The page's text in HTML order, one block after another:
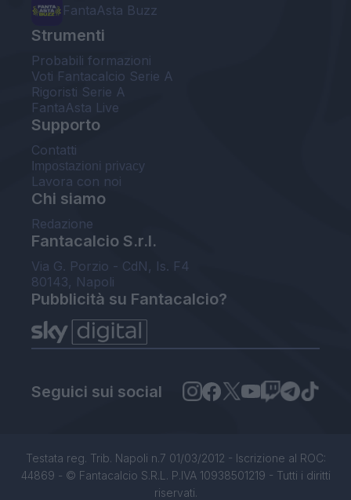
FantaAsta Buzz
Strumenti
Probabili formazioni
Voti Fantacalcio Serie A
Rigoristi Serie A
FantaAsta Live
Supporto
Contatti
Impostazioni privacy
Lavora con noi
Chi siamo
Redazione
Fantacalcio S.r.l.
Via G. Porzio - CdN, Is. F4
80143, Napoli
Pubblicità su Fantacalcio?
Seguici sui social
Testata reg. Trib. Napoli n.7 01/03/2012 - Iscrizione al ROC:
44869 - © Fantacalcio S.R.L. P.IVA 10938501219 - Tutti i diritti
riservati.